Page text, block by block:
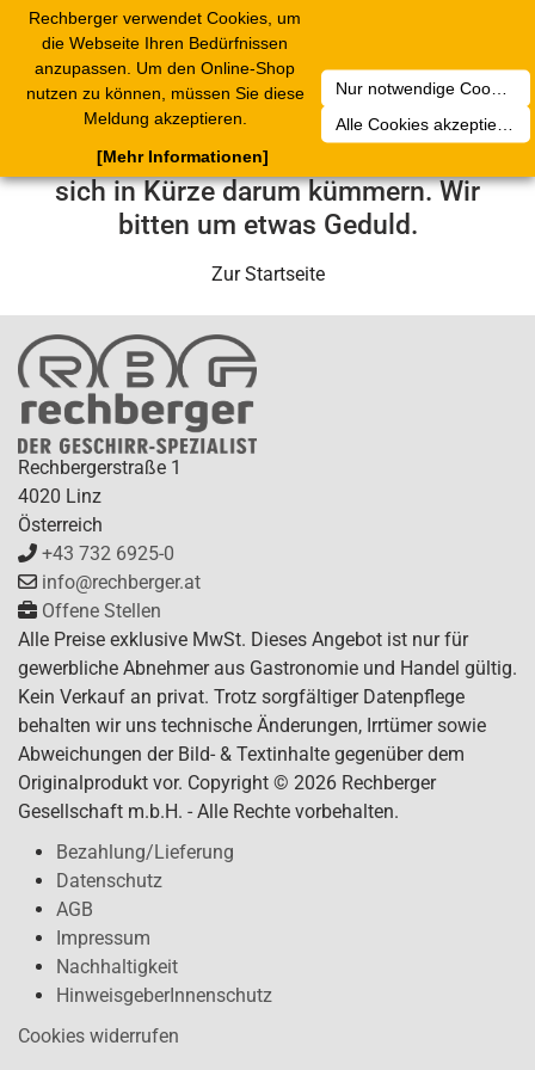
Rechberger verwendet Cookies, um
die Webseite Ihren Bedürfnissen
anzupassen. Um den Online-Shop
nutzen zu können, müssen Sie diese
Meldung akzeptieren.
Nur notwendige Cookies akzeptieren
Alle Cookies akzeptieren
[Mehr Informationen]
Leider ist ein technischer Fehler
aufgetreten. Unser Service-Team wird
sich in Kürze darum kümmern. Wir
bitten um etwas Geduld.
Zur Startseite
Rechbergerstraße 1
4020 Linz
Österreich
+43 732 6925-0
info@rechberger.at
Offene Stellen
Alle Preise exklusive MwSt. Dieses Angebot ist nur für
gewerbliche Abnehmer aus Gastronomie und Handel gültig.
Kein Verkauf an privat. Trotz sorgfältiger Datenpflege
behalten wir uns technische Änderungen, Irrtümer sowie
Abweichungen der Bild- & Textinhalte gegenüber dem
Originalprodukt vor. Copyright © 2026 Rechberger
Gesellschaft m.b.H. - Alle Rechte vorbehalten.
Bezahlung/Lieferung
Datenschutz
AGB
Impressum
Nachhaltigkeit
HinweisgeberInnenschutz
Cookies widerrufen